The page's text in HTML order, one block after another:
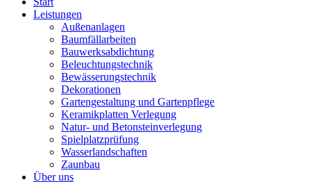
Leistungen
Außenanlagen
Baumfällarbeiten
Bauwerksabdichtung
Beleuchtungstechnik
Bewässerungstechnik
Dekorationen
Gartengestaltung und Gartenpflege
Keramikplatten Verlegung
Natur- und Betonsteinverlegung
Spielplatzprüfung
Wasserlandschaften
Zaunbau
Über uns